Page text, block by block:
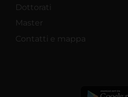
Dottorati
Master
Contatti e mappa